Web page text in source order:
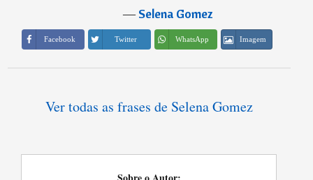
―Selena Gomez
Facebook Twitter WhatsApp Imagem
Ver todas as frases de Selena Gomez